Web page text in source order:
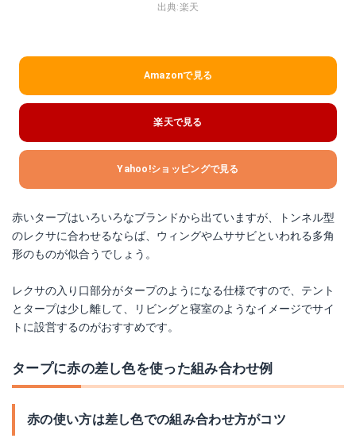
出典:楽天
Amazonで見る
楽天で見る
Yahoo!ショッピングで見る
赤いタープはいろいろなブランドから出ていますが、トンネル型
のレクサに合わせるならば、ウィングやムササビといわれる多角
形のものが似合うでしょう。
レクサの入り口部分がタープのようになる仕様ですので、テント
とタープは少し離して、リビングと寝室のようなイメージでサイ
トに設営するのがおすすめです。
タープに赤の差し色を使った組み合わせ例
赤の使い方は差し色での組み合わせ方がコツ